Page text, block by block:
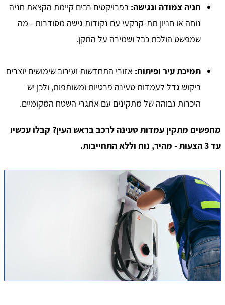
חניה צמודה ונגישה: בפרויקטים רבים קיימת הקצאת חניה
נוחה או חניון תת-קרקעי עם נקודות גישה מסודרות - מה
שמפשט הולכת כבל ושמירה על התקן.
תמיכת עיר ופיתוח: אזורי התחדשות ועירוב שימושים יוצרים
ביקוש גדל לעמדות טעינה פרטיות ומשותפות, ולכן יש
היכרות גבוהה של מתקינים עם אתגרי השטח המקומיים.
מחפשים מתקין עמדות טעינה לרכב בראש העין? קבלו עכשיו
עד 3 הצעות - מהיר, נוח וללא התחייבות.